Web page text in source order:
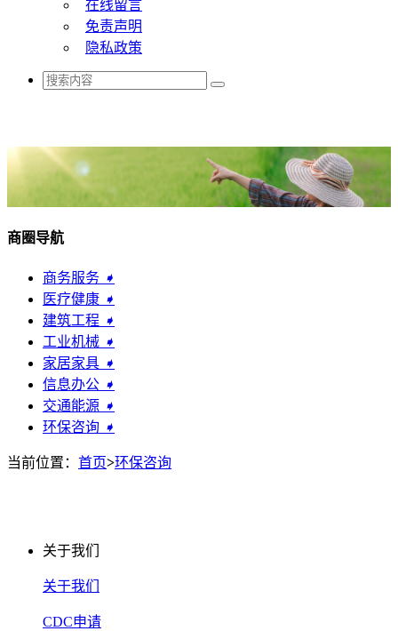
在线留言
免责声明
隐私政策
商圈导航
商务服务 ➧
医疗健康 ➧
建筑工程 ➧
工业机械 ➧
家居家具 ➧
信息办公 ➧
交通能源 ➧
环保咨询 ➧
当前位置： 首页>环保咨询
关于我们
关于我们
CDC申请